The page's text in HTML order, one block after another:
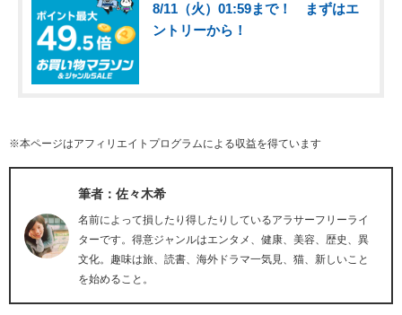
8/11（火）01:59まで！ まずはエ
ントリーから！
※本ページはアフィリエイトプログラムによる収益を得ています
筆者：佐々木希
名前によって損したり得したりしているアラサーフリーライ
ターです。得意ジャンルはエンタメ、健康、美容、歴史、異
文化。趣味は旅、読書、海外ドラマ一気見、猫、新しいこと
を始めること。